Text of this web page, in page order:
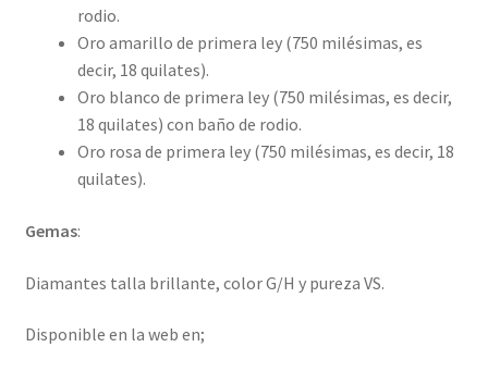
rodio.
Oro amarillo de primera ley (750 milésimas, es
decir, 18 quilates).
Oro blanco de primera ley (750 milésimas, es decir,
18 quilates) con baño de rodio.
Oro rosa de primera ley (750 milésimas, es decir, 18
quilates).
Gemas:
Diamantes talla brillante, color G/H y pureza VS.
Disponible en la web en;